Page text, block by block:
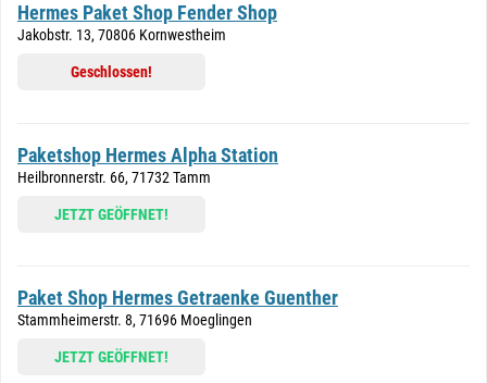
Hermes Paket Shop Fender Shop
Jakobstr. 13, 70806 Kornwestheim
Geschlossen!
Paketshop Hermes Alpha Station
Heilbronnerstr. 66, 71732 Tamm
JETZT GEÖFFNET!
Paket Shop Hermes Getraenke Guenther
Stammheimerstr. 8, 71696 Moeglingen
JETZT GEÖFFNET!